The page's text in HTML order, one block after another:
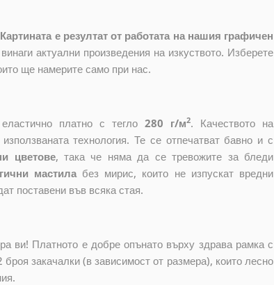
Картината е резултат от работата на нашия графичен
актуални произведения на изкуството. Изберете
ще намерите само при нас.
платно с тегло 280 г/м2. Качеството на
технология. Те се отпечатват бавно и с
цветове, така че няма да се тревожите за бледи
мастилабез мирис, които не изпускат вредни
поставени във всяка стая.
ви! Платното е добре опънато върху здрава рамка с
закачалки (в зависимост от размера), които лесно